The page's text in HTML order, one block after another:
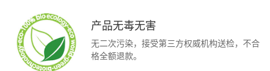
产品无毒无害
无二次污染，接受第三方权威机构送检，不合
格全额退款。